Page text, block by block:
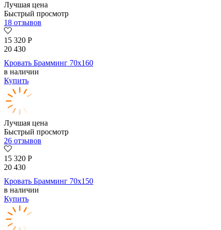
Лучшая цена
Быстрый просмотр
18 отзывов
15 320 Р
20 430
Кровать Брамминг 70х160
в наличии
Купить
Лучшая цена
Быстрый просмотр
26 отзывов
15 320 Р
20 430
Кровать Брамминг 70х150
в наличии
Купить